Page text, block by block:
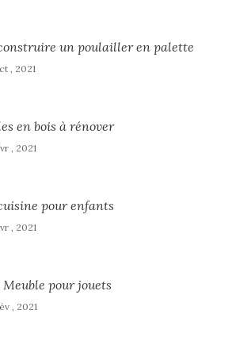
un poulailler en palette
, 2021
en bois à rénover
, 2021
pour enfants
, 2021
Meuble pour jouets
, 2021